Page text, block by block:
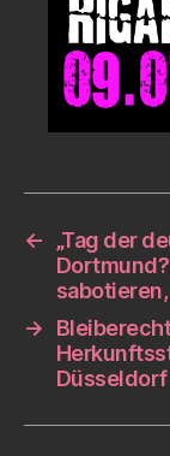
←
„Tag der
→
Düsseldorf